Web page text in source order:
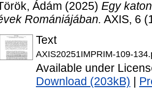
Ádám (2025) Egy
Romániájában. AXIS, 6
Text
AXIS20251IMPRIM-109-
Available under
Download (203kB)